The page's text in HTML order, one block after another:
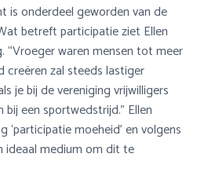
is onderdeel geworden van de
betreft participatie ziet Ellen
“Vroeger waren mensen tot meer
creëren zal steeds lastiger
je bij de vereniging vrijwilligers
een sportwedstrijd.” Ellen
moeheid’ en volgens
ideaal medium om dit te